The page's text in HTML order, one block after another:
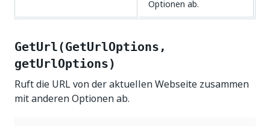
Optionen ab.
GetUrl(GetUrlOptions,
getUrlOptions)
Ruft die URL von der aktuellen Webseite zusammen
mit anderen Optionen ab.